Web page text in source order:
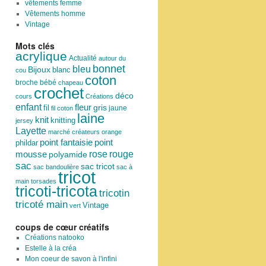
vêtements femme
Vêtements homme
Vintage
Mots clés
acrylique Actualité autour du
cou Bijoux blanc bleu bonnet
broche bébé chapeau coton
cours crochet Créations déco
enfant fil fil coton fleur gris jaune
jersey knit knitting laine
Layette marché créateurs orange
phildar point fantaisie point
mousse polyamide rose rouge
sac sac bandoulière sac tricot sac à
main torsades tricot
tricoti-tricotatricotin
tricoté main vert Vintage
coups de cœur créatifs
Créations natooko
Estelle à la créa
Mon coeur de savon à l'infini